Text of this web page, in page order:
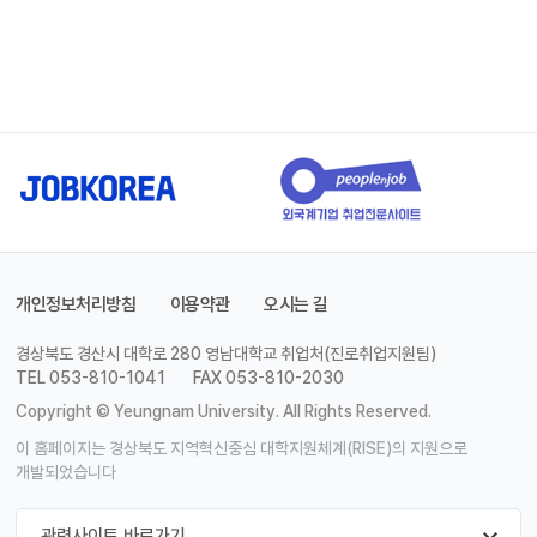
개인정보처리방침 이용약관 오시는 길
경상북도 경산시 대학로 280 영남대학교 취업처(진로취업지원팀)
TEL 053-810-1041
FAX 053-810-2030
Copyright © Yeungnam University. All Rights Reserved.
이 홈페이지는 경상북도 지역혁신중심 대학지원체계(RISE)의 지원으로
개발되었습니다